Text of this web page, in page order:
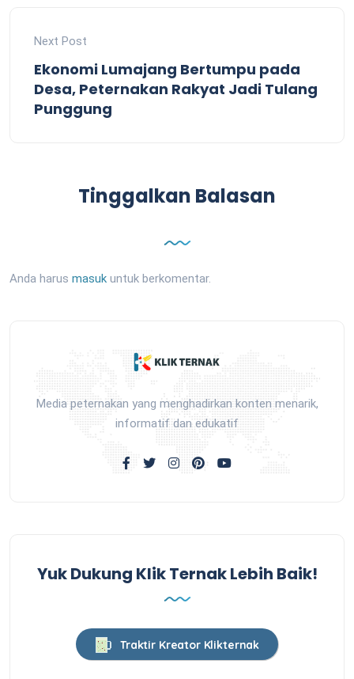
Next Post
Ekonomi Lumajang Bertumpu pada
Desa, Peternakan Rakyat Jadi Tulang
Punggung
Tinggalkan Balasan
Anda harus masuk untuk berkomentar.
Media peternakan yang menghadirkan konten menarik,
informatif dan edukatif
Yuk Dukung Klik Ternak Lebih Baik!
Traktir Kreator Klikternak